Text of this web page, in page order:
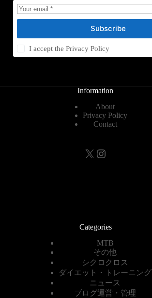
Subscribe
I accept thePrivacy Policy
Information
About
Privacy Policy
Contact
X Instagram
Categories
MTB
その他
シクロクロス
ダイエット・トレーニング
ニュース
ブログ運営・管理